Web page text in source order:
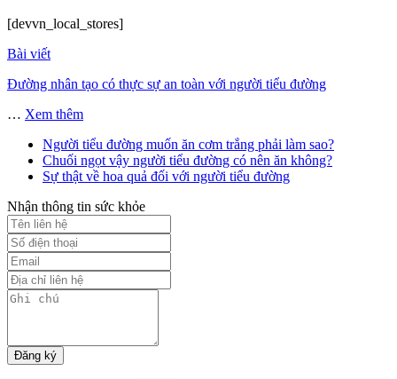
[devvn_local_stores]
Bài viết
Đường nhân tạo có thực sự an toàn với người tiểu đường
… Xem thêm
Người tiểu đường muốn ăn cơm trắng phải làm sao?
Chuối ngọt vậy người tiểu đường có nên ăn không?
Sự thật về hoa quả đối với người tiểu đường
Nhận thông tin sức khỏe